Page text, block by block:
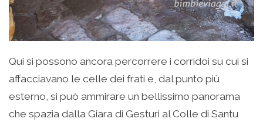
Qui si possono ancora percorrere i corridoi su cui si
affacciavano le celle dei frati e, dal punto più
esterno, si può ammirare un bellissimo panorama
che spazia dalla Giara di Gesturi al Colle di Santu